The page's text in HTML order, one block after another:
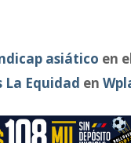
asiático en
La Equidad en